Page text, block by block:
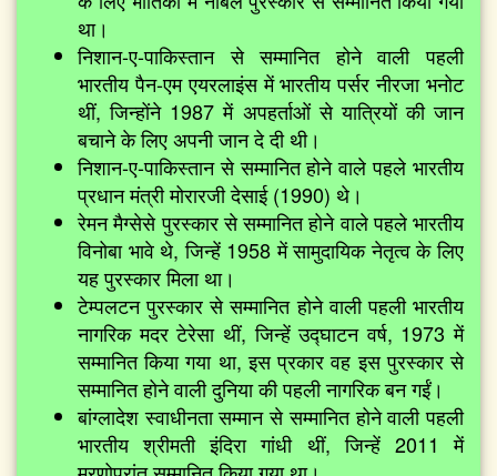
था।
निशान-ए-पाकिस्तान से सम्मानित होने वाली पहली
भारतीय पैन-एम एयरलाइंस में भारतीय पर्सर नीरजा भनोट
थीं, जिन्होंने 1987 में अपहर्ताओं से यात्रियों की जान
बचाने के लिए अपनी जान दे दी थी।
निशान-ए-पाकिस्तान से सम्मानित होने वाले पहले भारतीय
प्रधान मंत्री मोरारजी देसाई (1990) थे।
रेमन मैग्सेसे पुरस्कार से सम्मानित होने वाले पहले भारतीय
विनोबा भावे थे, जिन्हें 1958 में सामुदायिक नेतृत्व के लिए
यह पुरस्कार मिला था।
टेम्पलटन पुरस्कार से सम्मानित होने वाली पहली भारतीय
नागरिक मदर टेरेसा थीं, जिन्हें उद्घाटन वर्ष, 1973 में
सम्मानित किया गया था, इस प्रकार वह इस पुरस्कार से
सम्मानित होने वाली दुनिया की पहली नागरिक बन गईं।
बांग्लादेश स्वाधीनता सम्मान से सम्मानित होने वाली पहली
भारतीय श्रीमती इंदिरा गांधी थीं, जिन्हें 2011 में